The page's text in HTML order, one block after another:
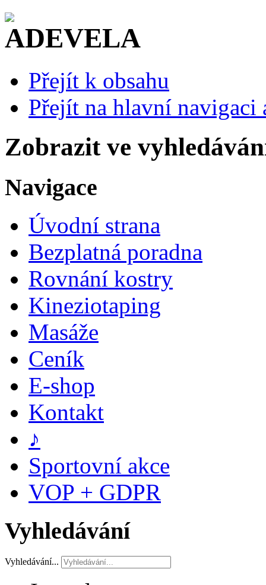
Přejít k obsahu
Přejít na hlavní navigaci
Zobrazit ve
Navigace
Úvodní strana
Bezplatná poradna
Rovnání kostry
Kineziotaping
Masáže
Ceník
E-shop
Kontakt
♪
Sportovní akce
VOP + GDPR
Vyhledávání
Vyhledávání...